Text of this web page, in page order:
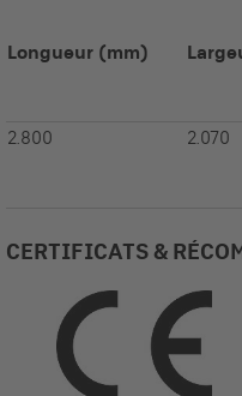
Longueur (mm)
2.800 2.070
CERTIFICATS &